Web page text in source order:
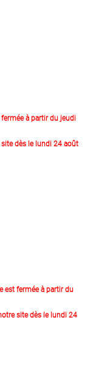
à partir du jeudi
dès le lundi 24 août
est fermée à partir du
site dès le lundi 24